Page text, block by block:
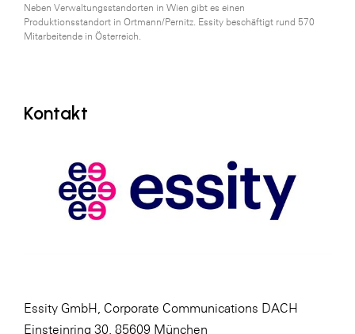
Neben Verwaltungsstandorten in Wien gibt es einen
Produktionsstandort in Ortmann/Pernitz. Essity beschäftigt rund 570
Mitarbeitende in Österreich.
Kontakt
Essity GmbH, Corporate Communications DACH
Einsteinring 30, 85609 München